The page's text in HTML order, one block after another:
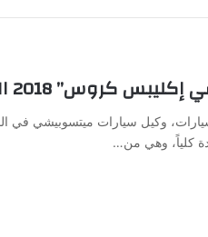
الجديدة كلياً في السوق السعودي
وكيل سيارات ميتسوبيشي في